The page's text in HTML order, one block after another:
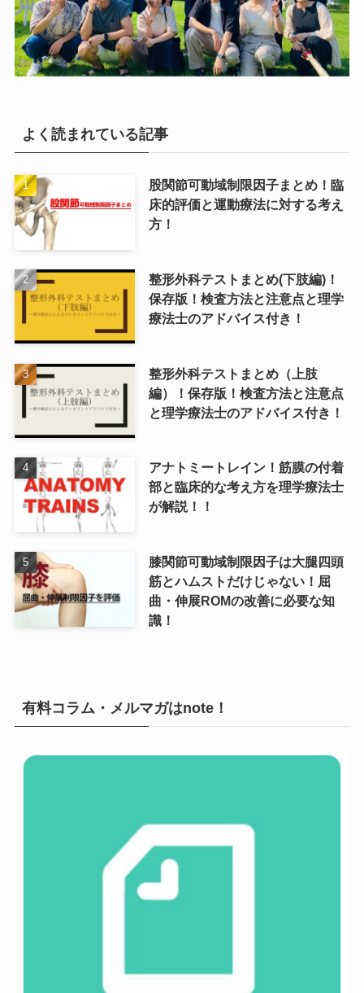
よく読まれている記事
股関節可動域制限因子まとめ！臨
床的評価と運動療法に対する考え
方！
整形外科テストまとめ(下肢編)！
保存版！検査方法と注意点と理学
療法士のアドバイス付き！
整形外科テストまとめ（上肢
編）！保存版！検査方法と注意点
と理学療法士のアドバイス付き！
アナトミートレイン！筋膜の付着
部と臨床的な考え方を理学療法士
が解説！！
膝関節可動域制限因子は大腿四頭
筋とハムストだけじゃない！屈
曲・伸展ROMの改善に必要な知
識！
有料コラム・メルマガはnote！